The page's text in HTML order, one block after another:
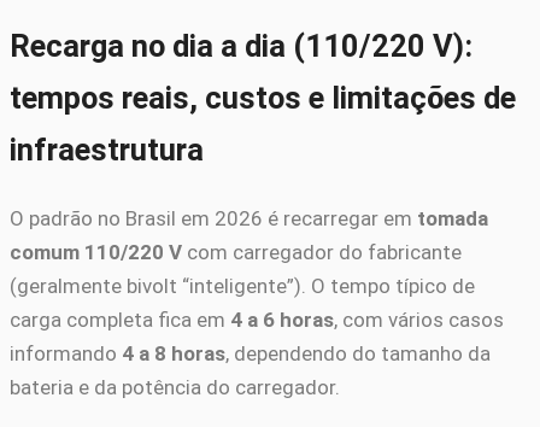
Recarga no dia a dia (110/220 V):
tempos reais, custos e limitações de
infraestrutura
O padrão no Brasil em 2026 é recarregar em tomada
comum 110/220 V com carregador do fabricante
(geralmente bivolt “inteligente”). O tempo típico de
carga completa fica em 4 a 6 horas, com vários casos
informando 4 a 8 horas, dependendo do tamanho da
bateria e da potência do carregador.